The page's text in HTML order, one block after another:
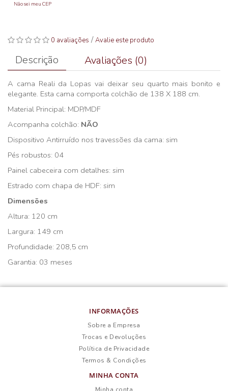
Não sei meu CEP
0 avaliações /Avalie este produto
Descrição Avaliações (0)
A cama Reali da Lopas vai deixar seu quarto mais bonito e
elegante. Esta cama comporta colchão de 138 X 188 cm.
Material Principal: MDP/MDF
Acompanha colchão: NÃO
Dispositivo Antirruído nos travessões da cama: sim
Pés robustos: 04
Painel cabeceira com detalhes: sim
Estrado com chapa de HDF: sim
Dimensões
Altura: 120 cm
Largura: 149 cm
Profundidade: 208,5 cm
Garantia: 03 meses
INFORMAÇÕES
Sobre a Empresa
Trocas e Devoluções
Política de Privacidade
Termos & Condições
MINHA CONTA